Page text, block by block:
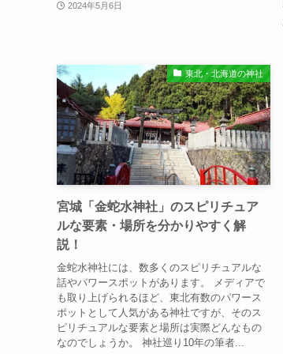
2024年5月6日
東北・北海道の神社
宮城「⾦蛇⽔神社」のスピリチュア
ルな要素・場所を分かりやすく解
説！
金蛇水神社には、数多くのスピリチュアルな
話やパワースポットがあります。 メディアで
も取り上げられるほど、東北有数のパワース
ポットとして人気がある神社ですが、そのス
ピリチュアルな要素と場所は実際どんなもの
なのでしょうか。 神社巡り10年の筆者...